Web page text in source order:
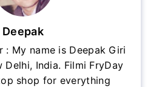
Deepak
: My name is Deepak Giri
Delhi, India. Filmi FryDay
shop for everything